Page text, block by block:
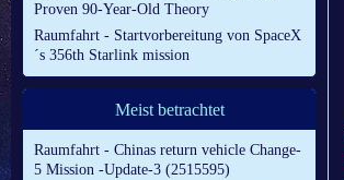
Proven 90-Year-Old Theory
Raumfahrt - Startvorbereitung von SpaceX
´s 356th Starlink mission
Meist betrachtet
Raumfahrt - Chinas return vehicle Change-
5 Mission -Update-3 (2515595)